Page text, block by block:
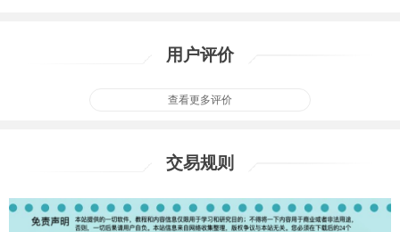
用户评价
查看更多评价
交易规则